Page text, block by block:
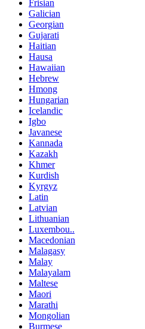
Frisian
Galician
Georgian
Gujarati
Haitian
Hausa
Hawaiian
Hebrew
Hmong
Hungarian
Icelandic
Igbo
Javanese
Kannada
Kazakh
Khmer
Kurdish
Kyrgyz
Latin
Latvian
Lithuanian
Luxembou..
Macedonian
Malagasy
Malay
Malayalam
Maltese
Maori
Marathi
Mongolian
Burmese